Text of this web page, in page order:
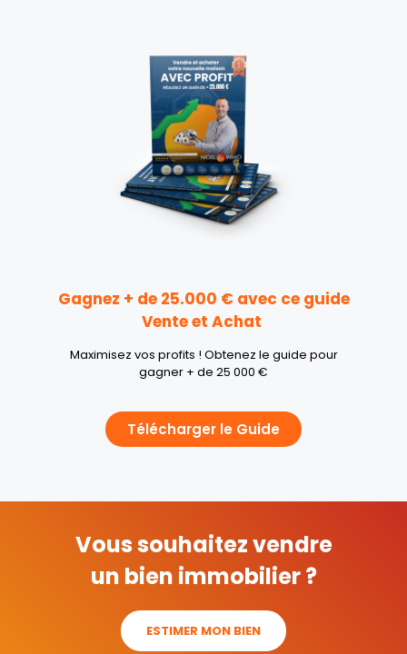
Gagnez + de 25.000 € avec ce guide
Vente et Achat
Maximisez vos profits ! Obtenez le guide pour
gagner + de 25 000 €
Télécharger le Guide
Vous souhaitez vendre
un bien immobilier ?
ESTIMER MON BIEN